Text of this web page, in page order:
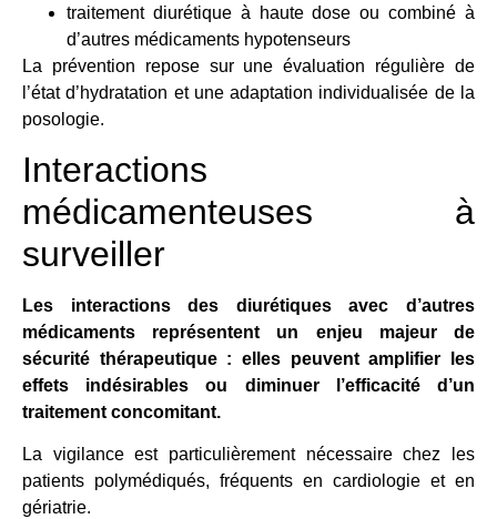
traitement diurétique à haute dose ou combiné à
d’autres médicaments hypotenseurs
La prévention repose sur une évaluation régulière de
l’état d’hydratation et une adaptation individualisée de la
posologie.
Interactions
médicamenteuses à
surveiller
Les interactions des diurétiques avec d’autres
médicaments représentent un enjeu majeur de
sécurité thérapeutique : elles peuvent amplifier les
effets indésirables ou diminuer l’efficacité d’un
traitement concomitant.
La vigilance est particulièrement nécessaire chez les
patients polymédiqués, fréquents en cardiologie et en
gériatrie.